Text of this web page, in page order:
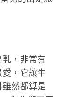
，非常有
愛，它讓牛
然都算是